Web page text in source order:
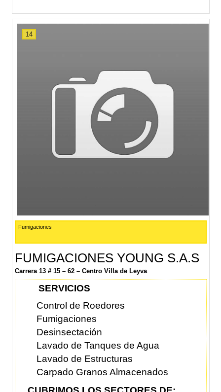
14
Fumigaciones
FUMIGACIONES YOUNG S.A.S
Carrera 13 # 15 – 62 – Centro Villa de Leyva
SERVICIOS
Control de Roedores
Fumigaciones
Desinsectación
Lavado de Tanques de Agua
Lavado de Estructuras
Carpado Granos Almacenados